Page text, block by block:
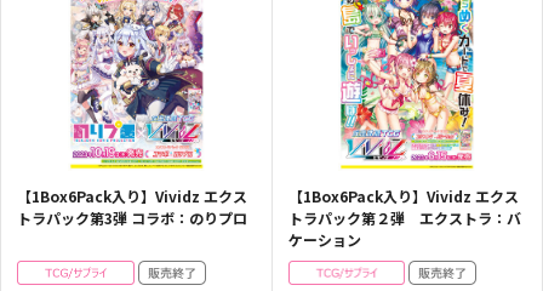
【1Box6Pack入り】Vividz エクス
トラパック第3弾 コラボ：のりプロ
【1Box6Pack入り】Vividz エクス
トラパック第２弾 エクストラ：バ
ケーション